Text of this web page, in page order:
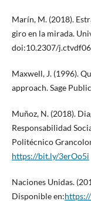
Marín, M. (2018).
giro en la mirada.
doi:10.2307/
Maxwell, J. (1996).
approach. Sage
Muñoz, N. (2018).
Responsabilidad
Politécnico
https://bit.ly/3erOo5i
Naciones Unidas.
Disponible en: